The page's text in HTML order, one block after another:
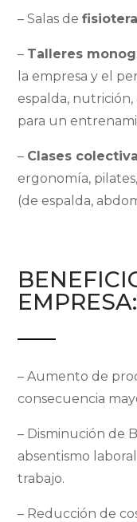
– Salas de
– Talleres
la empresa y el
espalda, nutrición,
para un
– Clases
ergonomía,
(de espalda,
EMPRESA:
– Aumento de
consecuencia
– Disminución de
absentismo
trabajo.
– Reducción de